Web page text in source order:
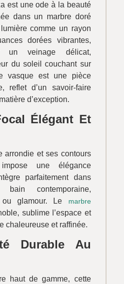
est une ode à la beauté
dans un marbre doré
comme un rayon
dorées vibrantes,
un veinage délicat,
du soleil couchant sur
vasque est une pièce
reflet d’un savoir-faire
d’exception.
Élégant Et
arrondie et ses contours
une élégance
parfaitement dans
contemporaine,
ou glamour. Le
marbre
sublime l’espace et
chaleureuse et raffinée.
Durable Au
haut de gamme, cette